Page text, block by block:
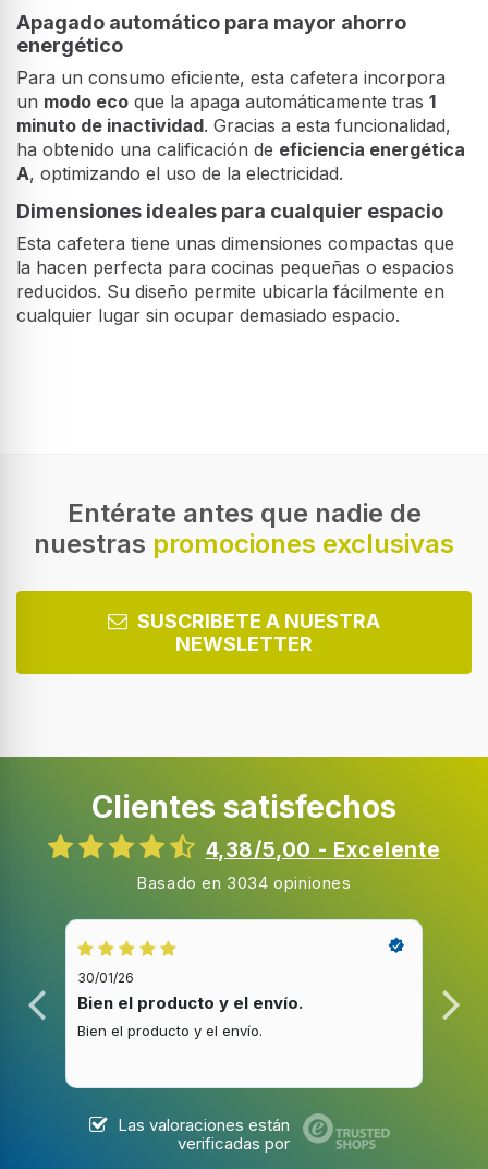
Apagado automático para mayor ahorro
energético
Para un consumo eficiente, esta cafetera incorpora
un modo eco que la apaga automáticamente tras 1
minuto de inactividad. Gracias a esta funcionalidad,
ha obtenido una calificación de eficiencia energética
A, optimizando el uso de la electricidad.
Dimensiones ideales para cualquier espacio
Esta cafetera tiene unas dimensiones compactas que
la hacen perfecta para cocinas pequeñas o espacios
reducidos. Su diseño permite ubicarla fácilmente en
cualquier lugar sin ocupar demasiado espacio.
Dolce Gusto
Depósito para café preparado
Molinillo integrado
Sistema de agua caliente
Tipo de producto
Máquina espresso
Capacidad de reservorio de agua
Cápsula de café
Entérate antes que nadie de
nuestras promociones exclusivas
SUSCRIBETE A NUESTRA
NEWSLETTER
Clientes satisfechos
4,38/5,00 - Excelente
Basado en 3034 opiniones
30/01/26
Bien el producto y el envío.
Bien el producto y el envío.
Las valoraciones están
verificadas por